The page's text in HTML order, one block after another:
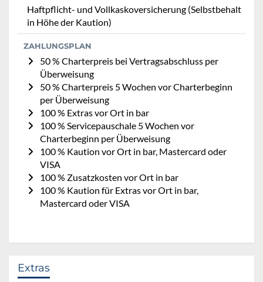
Haftpflicht- und Vollkaskoversicherung (Selbstbehalt
in Höhe der Kaution)
ZAHLUNGSPLAN
50 % Charterpreis bei Vertragsabschluss per
Überweisung
50 % Charterpreis 5 Wochen vor Charterbeginn
per Überweisung
100 % Extras vor Ort in bar
100 % Servicepauschale 5 Wochen vor
Charterbeginn per Überweisung
100 % Kaution vor Ort in bar, Mastercard oder
VISA
100 % Zusatzkosten vor Ort in bar
100 % Kaution für Extras vor Ort in bar,
Mastercard oder VISA
Extras